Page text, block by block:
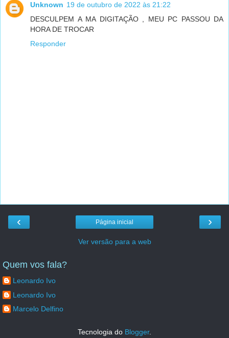
Unknown 19 de outubro de 2022 às 21:22
DESCULPEM A MA DIGITAÇÃO , MEU PC PASSOU DA
HORA DE TROCAR
Responder
‹ ›
Página inicial
Ver versão para a web
Quem vos fala?
Leonardo Ivo
Leonardo Ivo
Marcelo Delfino
Tecnologia do Blogger.